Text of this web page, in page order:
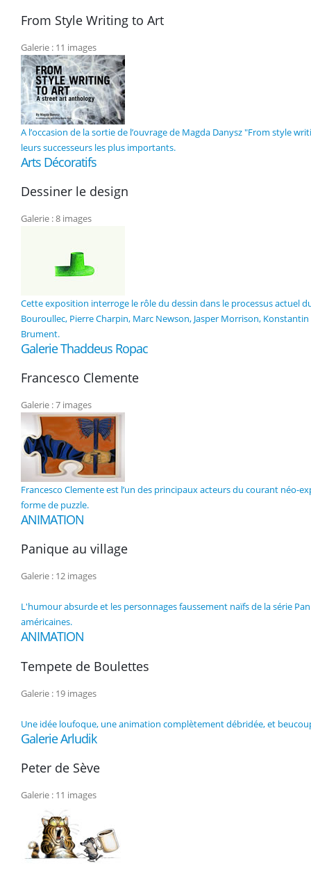
From Style Writing to Art
Galerie : 11 images
A l’occasion de la sortie de l’ouvrage de Magda Danysz "From style
leurs successeurs les plus importants.
Arts Décoratifs
Dessiner le design
Galerie : 8 images
Cette exposition interroge le rôle du dessin dans le processus actuel
Bouroullec, Pierre Charpin, Marc Newson, Jasper Morrison,
Brument.
Galerie Thaddeus Ropac
Francesco Clemente
Galerie : 7 images
Francesco Clemente est l’un des principaux acteurs du courant néo-
forme de puzzle.
ANIMATION
Panique au village
Galerie : 12 images
L'humour absurde et les personnages faussement naïfs de la série
américaines.
ANIMATION
Tempete de Boulettes
Galerie : 19 images
Une idée loufoque, une animation complètement débridée, et
Galerie Arludik
Peter de Sève
Galerie : 11 images